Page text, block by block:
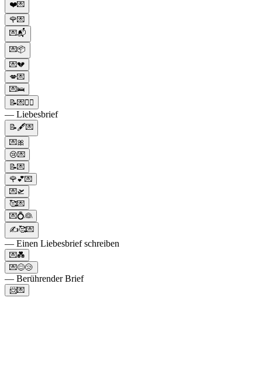
❤️💌
🌹💌
💌📬
💌📦
💌💔
💋💌
💌🛌
📝💌❤️‍🔥
— Liebesbrief
📝🖋️💌
💌🎀
😢💌
📝💌
🌹💕💌
💌🛫
🥰💌
💌💍👰
✍🥰💌
— Einen Liebesbrief schreiben
💌💑
💌😊😢
— Berührender Brief
📨💌